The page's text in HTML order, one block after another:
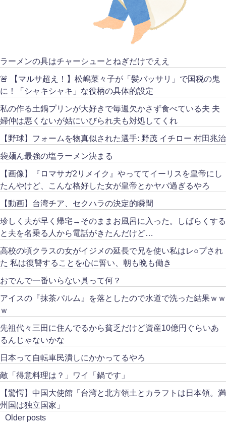
ラーメンの具はチャーシューとねぎだけでええ
🚨 【マルサ超え！】松嶋菜々子が「髪バッサリ」で国税の鬼
に！「シャキシャキ」な役柄の具体的設定
私の作る土鍋プリンが大好きで毎週欠かさず食べている夫 夫
婦仲は悪くないが姑にいびられ夫も対処してくれ
【野球】フォームを物真似された選手: 野茂 イチロー 村田兆治
袋麺ん最強の塩ラーメン決まる
【画像】『ロマサガ2リメイク』やっててイーリスを皇帝にし
たんやけど、こんな格好した女が皇帝とかヤバ過ぎるやろ
【動画】台湾チア、セクハラの決定的瞬間
珍しく夫が早く帰宅→そのままお風呂に入った。しばらくする
と夫を名乗る人から電話がきたんだけど…
高校の頃クラスの女がイジメの延長で兄を使い私はレ○プされ
た 私は復讐することを心に誓い、朝も晩も働き
おでんで一番いらない具って何？
アイスの『抹茶パルム』を落としたので水道で洗った結果ｗｗ
ｗ
先祖代々三田に住んでるから貧乏だけど資産10億円ぐらいあ
るんじゃないかな
日本って自転車民潰しにかかってるやろ
敵「得意料理は？」ワイ「鍋です」
【驚愕】中国大使館「台湾と北方領土とカラフトは日本領。満
州国は独立国家」
Older posts